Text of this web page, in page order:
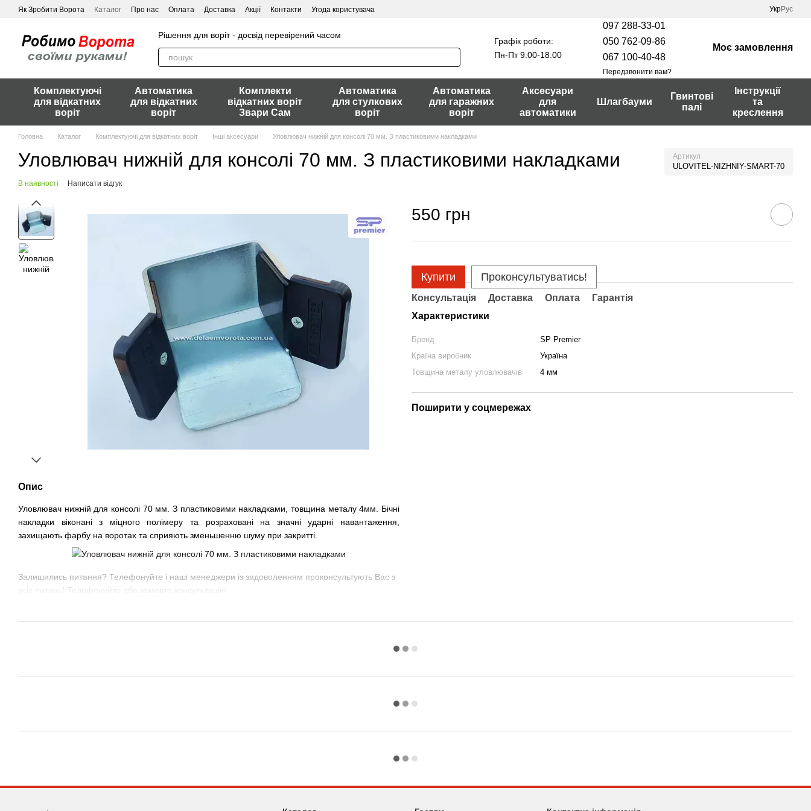
Перейти до основного контенту
Як Зробити Ворота Каталог Про нас Оплата Доставка Акції Контакти Угода користувача УкрРус
Рішення для воріт - досвід перевірений часом
Графік роботи:
Пн-Пт 9.00-18.00
097 288-33-01
050 762-09-86
067 100-40-48
Передзвонити вам?
Моє замовлення
Комплектуючі
для відкатних
воріт
Автоматика
для відкатних
воріт
Комплекти
відкатних воріт
Звари Сам
Автоматика
для стулкових
воріт
Автоматика
для гаражних
воріт
Аксесуари
для
автоматики
Шлагбауми
Гвинтові
палі
Інструкції
та
креслення
Головна Каталог Комплектуючі для відкатних воріт Інші аксесуари Уловлювач нижній для консолі 70 мм. З пластиковими накладками
Уловлювач нижній для консолі 70 мм. З пластиковими накладками Артикул
ULOVITEL-NIZHNIY-SMART-70
В наявності Написати відгук
Опис
Уловлювач нижній для консолі 70 мм. З пластиковими накладками, товщина металу 4мм. Бічні
накладки віконані з міцного полімеру та розраховані на значні ударні навантаження,
захищають фарбу на воротах та сприяють зменьшенню шуму при закритті.
Залишились питання? Телефонуйте і наші менеджери із задоволенням проконсультують Вас з
усіх питань! Телефонуйте або замовте консультацію.
550 грн
Купити Проконсультуватись!
Консультація Доставка Оплата
Гарантія
Характеристики
Бренд
SP Premier
Країна виробник
Україна
Товщина металу уловлювачів
4 мм
Поширити у соцмережах